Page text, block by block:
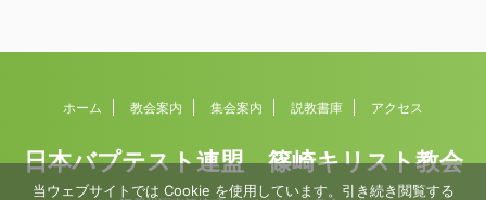
ホーム 教会案内 集会案内 説教書庫 アクセス
日本バプテスト連盟 篠崎キリスト教会
当ウェブサイトでは Cookie を使用しています。引き続き閲覧する